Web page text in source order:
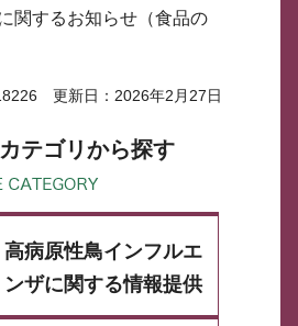
関するお知らせ（食品の
更新日：2026年2月27日
テゴリから探す
高病原性鳥インフルエ
ンザに関する情報提供